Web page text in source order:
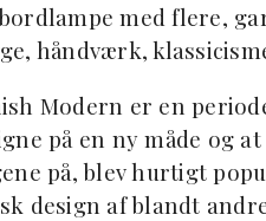
med flere,
håndværk,
Modern er en
på en ny måde og
på, blev hurtigt
design af blandt